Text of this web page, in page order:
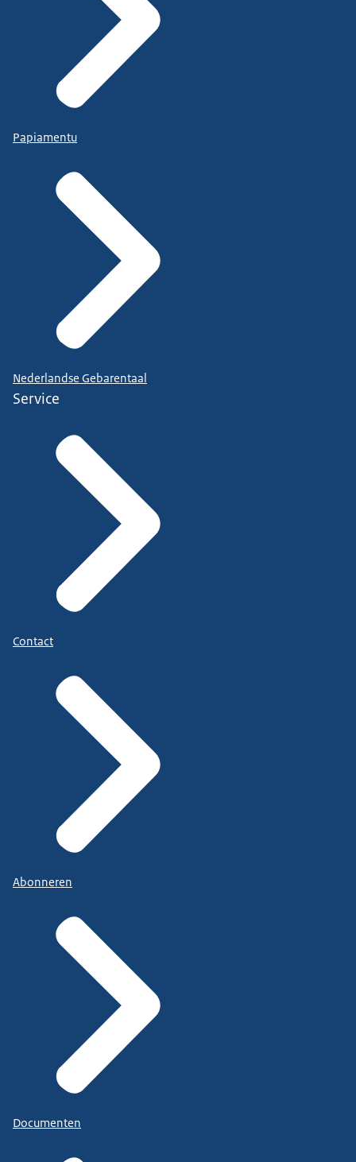
Papiamentu
Nederlandse Gebarentaal
Service
Contact
Abonneren
Documenten